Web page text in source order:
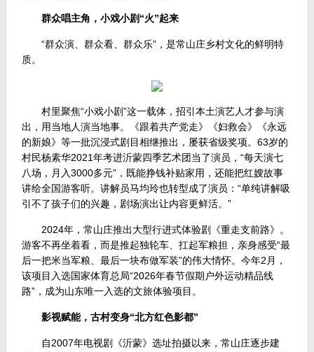
群众唱主角，小戏小剧“火”起来
“群众演、群众看、群众乐”，是常山庄乡村文化的鲜明特
质。
村里聚焦“小戏小剧”这一载体，招引本土演艺人才参与演
出，用当地人演当地事。《跟着共产党走》《妇救会》《永远
的新娘》等一批沉浸式剧目相继推出，屡获省级奖项。63岁的
村民杨素华2021年考进沂蒙四季艺术团当了演员，“每天演七
八场，月入3000多元”，既能挣钱补贴家用，还能把红嫂故事
讲给全国游客听。讲解员马均玲也转型成了演员：“单纯讲解吸
引不了孩子们的兴趣，剧场演出让内容更鲜活。”
2024年，常山庄推出大型行进式体验剧《重走支前路》。
游客不再坐着看，而是推起独轮车、扛起军粮担，亲身感受“最
后一把米当军粮、最后一块布做军装”的伟大情怀。今年2月，
该项目入选国家体育总局“2026年春节假期户外运动精品线
路”，成为山东唯一入选的文旅体验项目。
影视赋能，古村变身“北方红色影都”
自2007年电视剧《沂蒙》选址拍摄以来，常山庄逐步建